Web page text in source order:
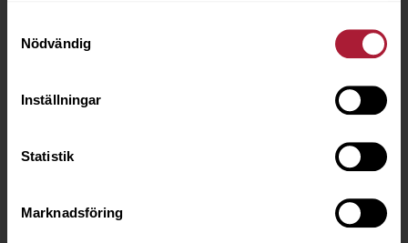
Nödvändig
Inställningar
Statistik
Marknadsföring
Lägg din order dygnet
De flesta ordrar